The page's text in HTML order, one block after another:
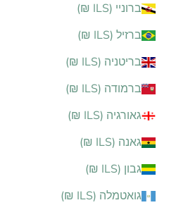
ברוניי (ILS ₪)
ברזיל (ILS ₪)
בריטניה (ILS ₪)
ברמודה (ILS ₪)
גאורגיה (ILS ₪)
גאנה (ILS ₪)
גבון (ILS ₪)
גואטמלה (ILS ₪)